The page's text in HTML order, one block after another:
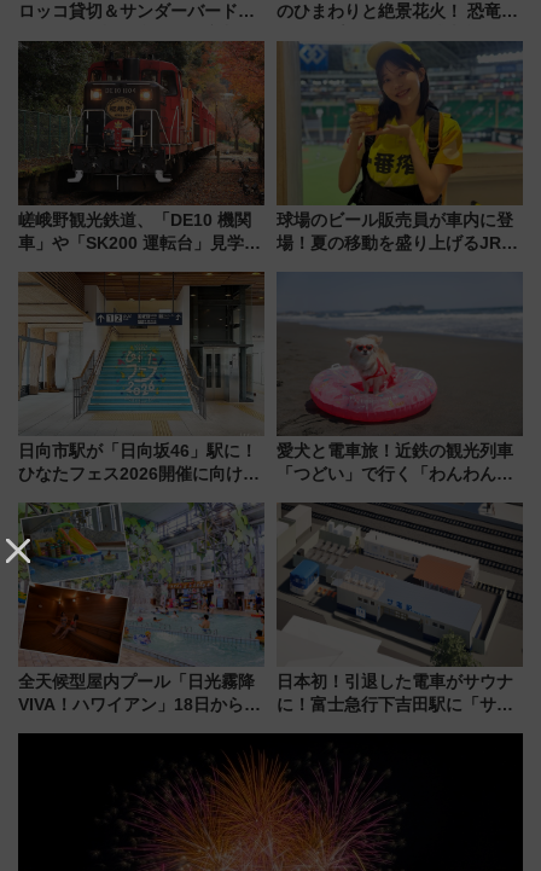
ロッコ貸切＆サンダーバードレ
斉藤雪乃＆福原トシヒロと行
く！9月13日「京都の鉄道満喫
ツアー」開催
のひまわりと絶景花火！ 恐竜や
帰りお出かけ最新情報（2026年
7月17日～開催）
嵯峨野観光鉄道、「DE10 機関
車」や「SK200 運転台」見学ツ
トの一環で激レア体験できちゃ
うかも 参加方法やスケジュール
をご紹介
球場のビール販売員が車内に登
場！夏の移動を盛り上げるJR九
日向市駅が「日向坂46」駅に！
ひなたフェス2026開催に向けJR
全力応援 夜行列車「ドリーム
おひさま号」も走る
愛犬と電車旅！近鉄の観光列車
「つどい」で行く「わんわん列
める日帰りツアー
全天候型屋内プール「日光霧降
VIVA！ハワイアン」18日から営
ァミリーから大人まで幅広い世
代が一日中楽しる夏のリゾート
日本初！引退した電車がサウナ
に！富士急行下吉田駅に「サ電
業 行き交う電車の音や振動を
感じながら「ととのう」新感覚